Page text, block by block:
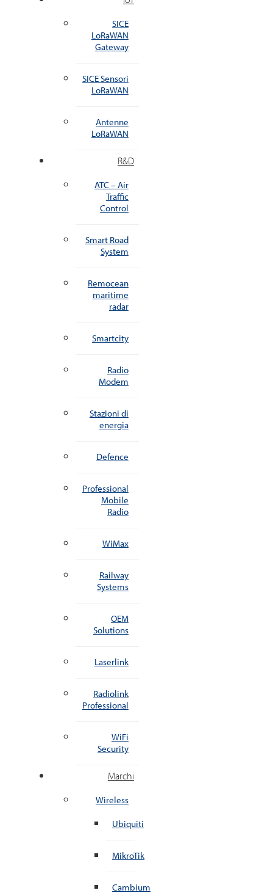
SICE
LoRaWAN
Gateway
SICE Sensori
LoRaWAN
Antenne
LoRaWAN
R&D
ATC – Air
Traffic
Control
Smart Road
System
Remocean
maritime
radar
Smartcity
Radio
Modem
Stazioni di
energia
Defence
Professional
Mobile
Radio
WiMax
Railway
Systems
OEM
Solutions
Laserlink
Radiolink
Professional
WiFi
Security
Marchi
Wireless
Ubiquiti
MikroTik
Cambium